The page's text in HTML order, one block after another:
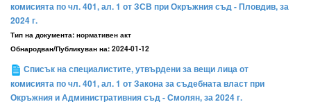
комисията по чл. 401, ал. 1 от ЗСВ при Окръжния съд - Пловдив, за
2024 г.
Тип на документа: нормативен акт
Обнародван/Публикуван на: 2024-01-12
Списък на специалистите, утвърдени за вещи лица от
комисията по чл. 401, ал. 1 от Закона за съдебната власт при
Окръжния и Административния съд - Смолян, за 2024 г.